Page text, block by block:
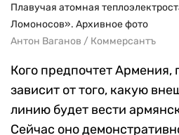
Плавучая атомная
Ломоносов». Архивное фото
Антон Ваганов / Коммерсантъ
Кого предпочтет Армения,
зависит от того, какую
линию будет вести
Сейчас оно